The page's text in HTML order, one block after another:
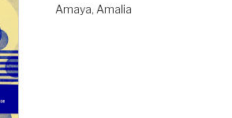
Amaya, Amalia